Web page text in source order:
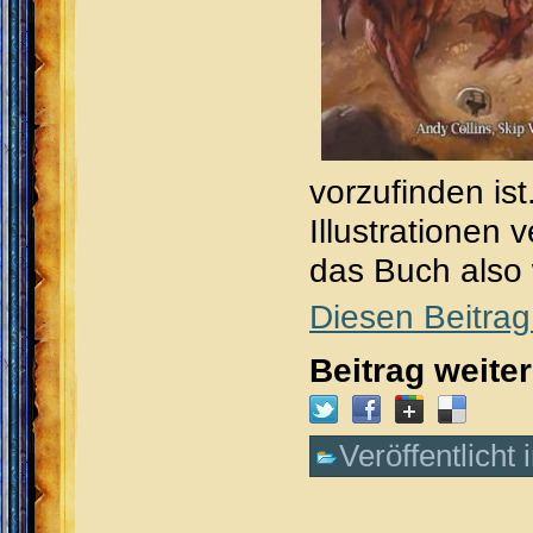
vorzufinden
Illustrationen
das Buch also
Diesen
Beitrag
Veröffentlicht